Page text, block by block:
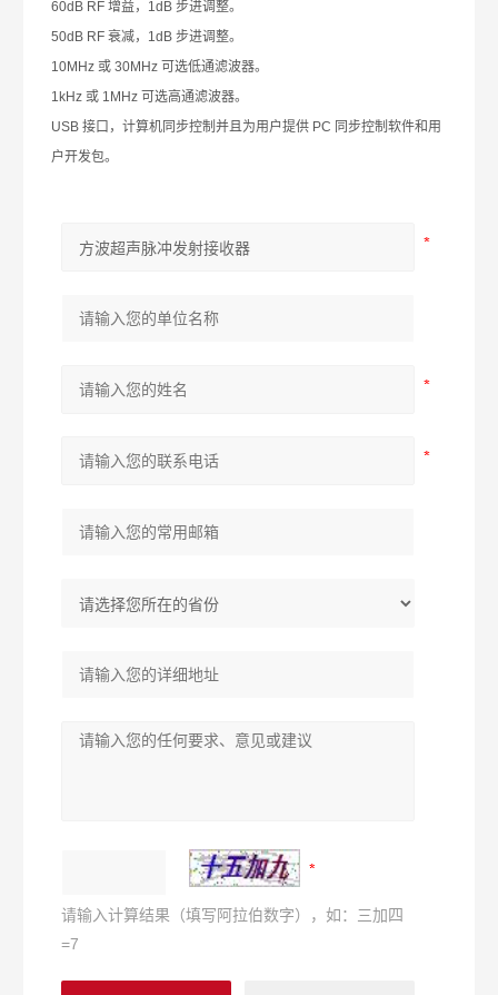
60dB RF增益， 1dB步进调整。
50dB RF衰减， 1dB步进调整。
10MHz或 30MHz 可选低通滤波器。
1kHz或 1MHz 可选高通滤波器。
USB接口，计算机同步控制并且为用户提供 PC 同步控制软件和用
户开发包。
请输入计算结果（填写阿拉伯数字），如：三加四
=7